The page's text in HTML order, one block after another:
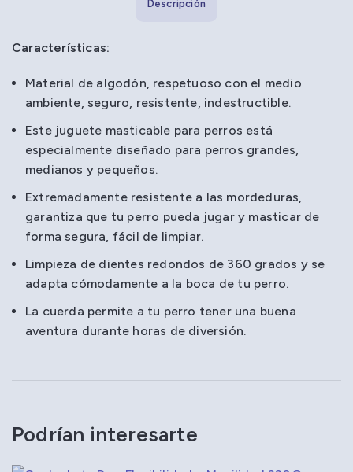
Descripción
Características:
Material de algodón, respetuoso con el medio
ambiente, seguro, resistente, indestructible.
Este juguete masticable para perros está
especialmente diseñado para perros grandes,
medianos y pequeños.
Extremadamente resistente a las mordeduras,
garantiza que tu perro pueda jugar y masticar de
forma segura, fácil de limpiar.
Limpieza de dientes redondos de 360 grados y se
adapta cómodamente a la boca de tu perro.
La cuerda permite a tu perro tener una buena
aventura durante horas de diversión.
Podrían interesarte